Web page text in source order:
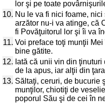
lor şi pe toate
10. Nu le va fi nici foame,
arzător nu-i va atinge, că
fi Povăţuitorul lor şi îi va
11. Voi preface toţi munţii
bine gătite.
12. Iată că unii vin din
de la apus, iar alţii din
13. Săltaţi, ceruri, de bucurie
munţilor, chiotiţi de
poporul Său şi de cei în